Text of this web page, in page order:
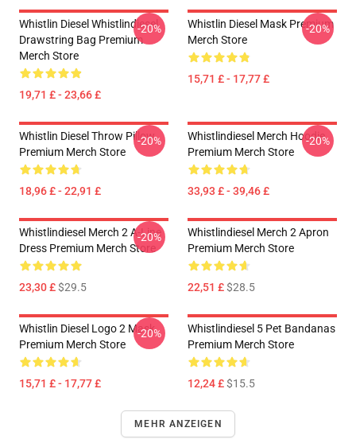
Whistlin Diesel Whistlindiesel
Drawstring Bag Premium
Merch Store
19,71 £ - 23,66 £
-20%
Whistlin Diesel Mask Premium
Merch Store
15,71 £ - 17,77 £
-20%
Whistlin Diesel Throw Pillow
Premium Merch Store
18,96 £ - 22,91 £
-20%
Whistlindiesel Merch Hoodie
Premium Merch Store
33,93 £ - 39,46 £
-20%
Whistlindiesel Merch 2 A-Line
Dress Premium Merch Store
23,30 £$29.5
-20%
Whistlindiesel Merch 2 Apron
Premium Merch Store
22,51 £$28.5
Whistlin Diesel Logo 2 Mask
Premium Merch Store
15,71 £ - 17,77 £
-20%
Whistlindiesel 5 Pet Bandanas
Premium Merch Store
12,24 £$15.5
MEHR ANZEIGEN